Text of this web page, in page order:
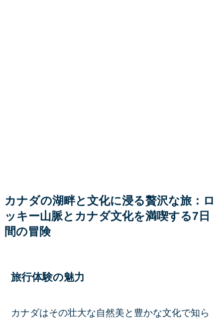
カナダの湖畔と文化に浸る贅沢な旅：ロ
ッキー山脈とカナダ文化を満喫する7日
間の冒険
旅行体験の魅力
カナダはその壮大な自然美と豊かな文化で知ら